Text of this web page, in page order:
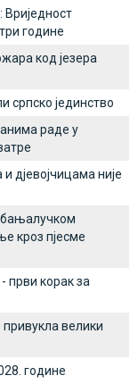
Вриједност
године
код језера
српско јединство
раде у
дјевојчицама није
кроз пјесме
први корак за
велики
године